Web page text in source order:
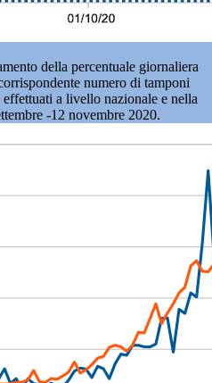
della percentuale giornaliera
numero di tamponi
a livello nazionale e nella
-12 novembre 2020.